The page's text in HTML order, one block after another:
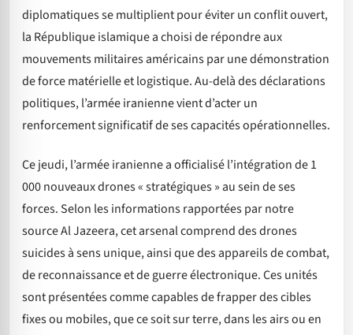
diplomatiques se multiplient pour éviter un conflit ouvert,
la République islamique a choisi de répondre aux
mouvements militaires américains par une démonstration
de force matérielle et logistique. Au-delà des déclarations
politiques, l’armée iranienne vient d’acter un
renforcement significatif de ses capacités opérationnelles.
Ce jeudi, l’armée iranienne a officialisé l’intégration de 1
000 nouveaux drones « stratégiques » au sein de ses
forces. Selon les informations rapportées par notre
source Al Jazeera, cet arsenal comprend des drones
suicides à sens unique, ainsi que des appareils de combat,
de reconnaissance et de guerre électronique. Ces unités
sont présentées comme capables de frapper des cibles
fixes ou mobiles, que ce soit sur terre, dans les airs ou en